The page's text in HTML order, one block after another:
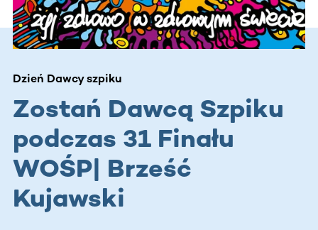
Dzień Dawcy szpiku
Zostań Dawcą Szpiku
podczas 31 Finału
WOŚP| Brześć
Kujawski